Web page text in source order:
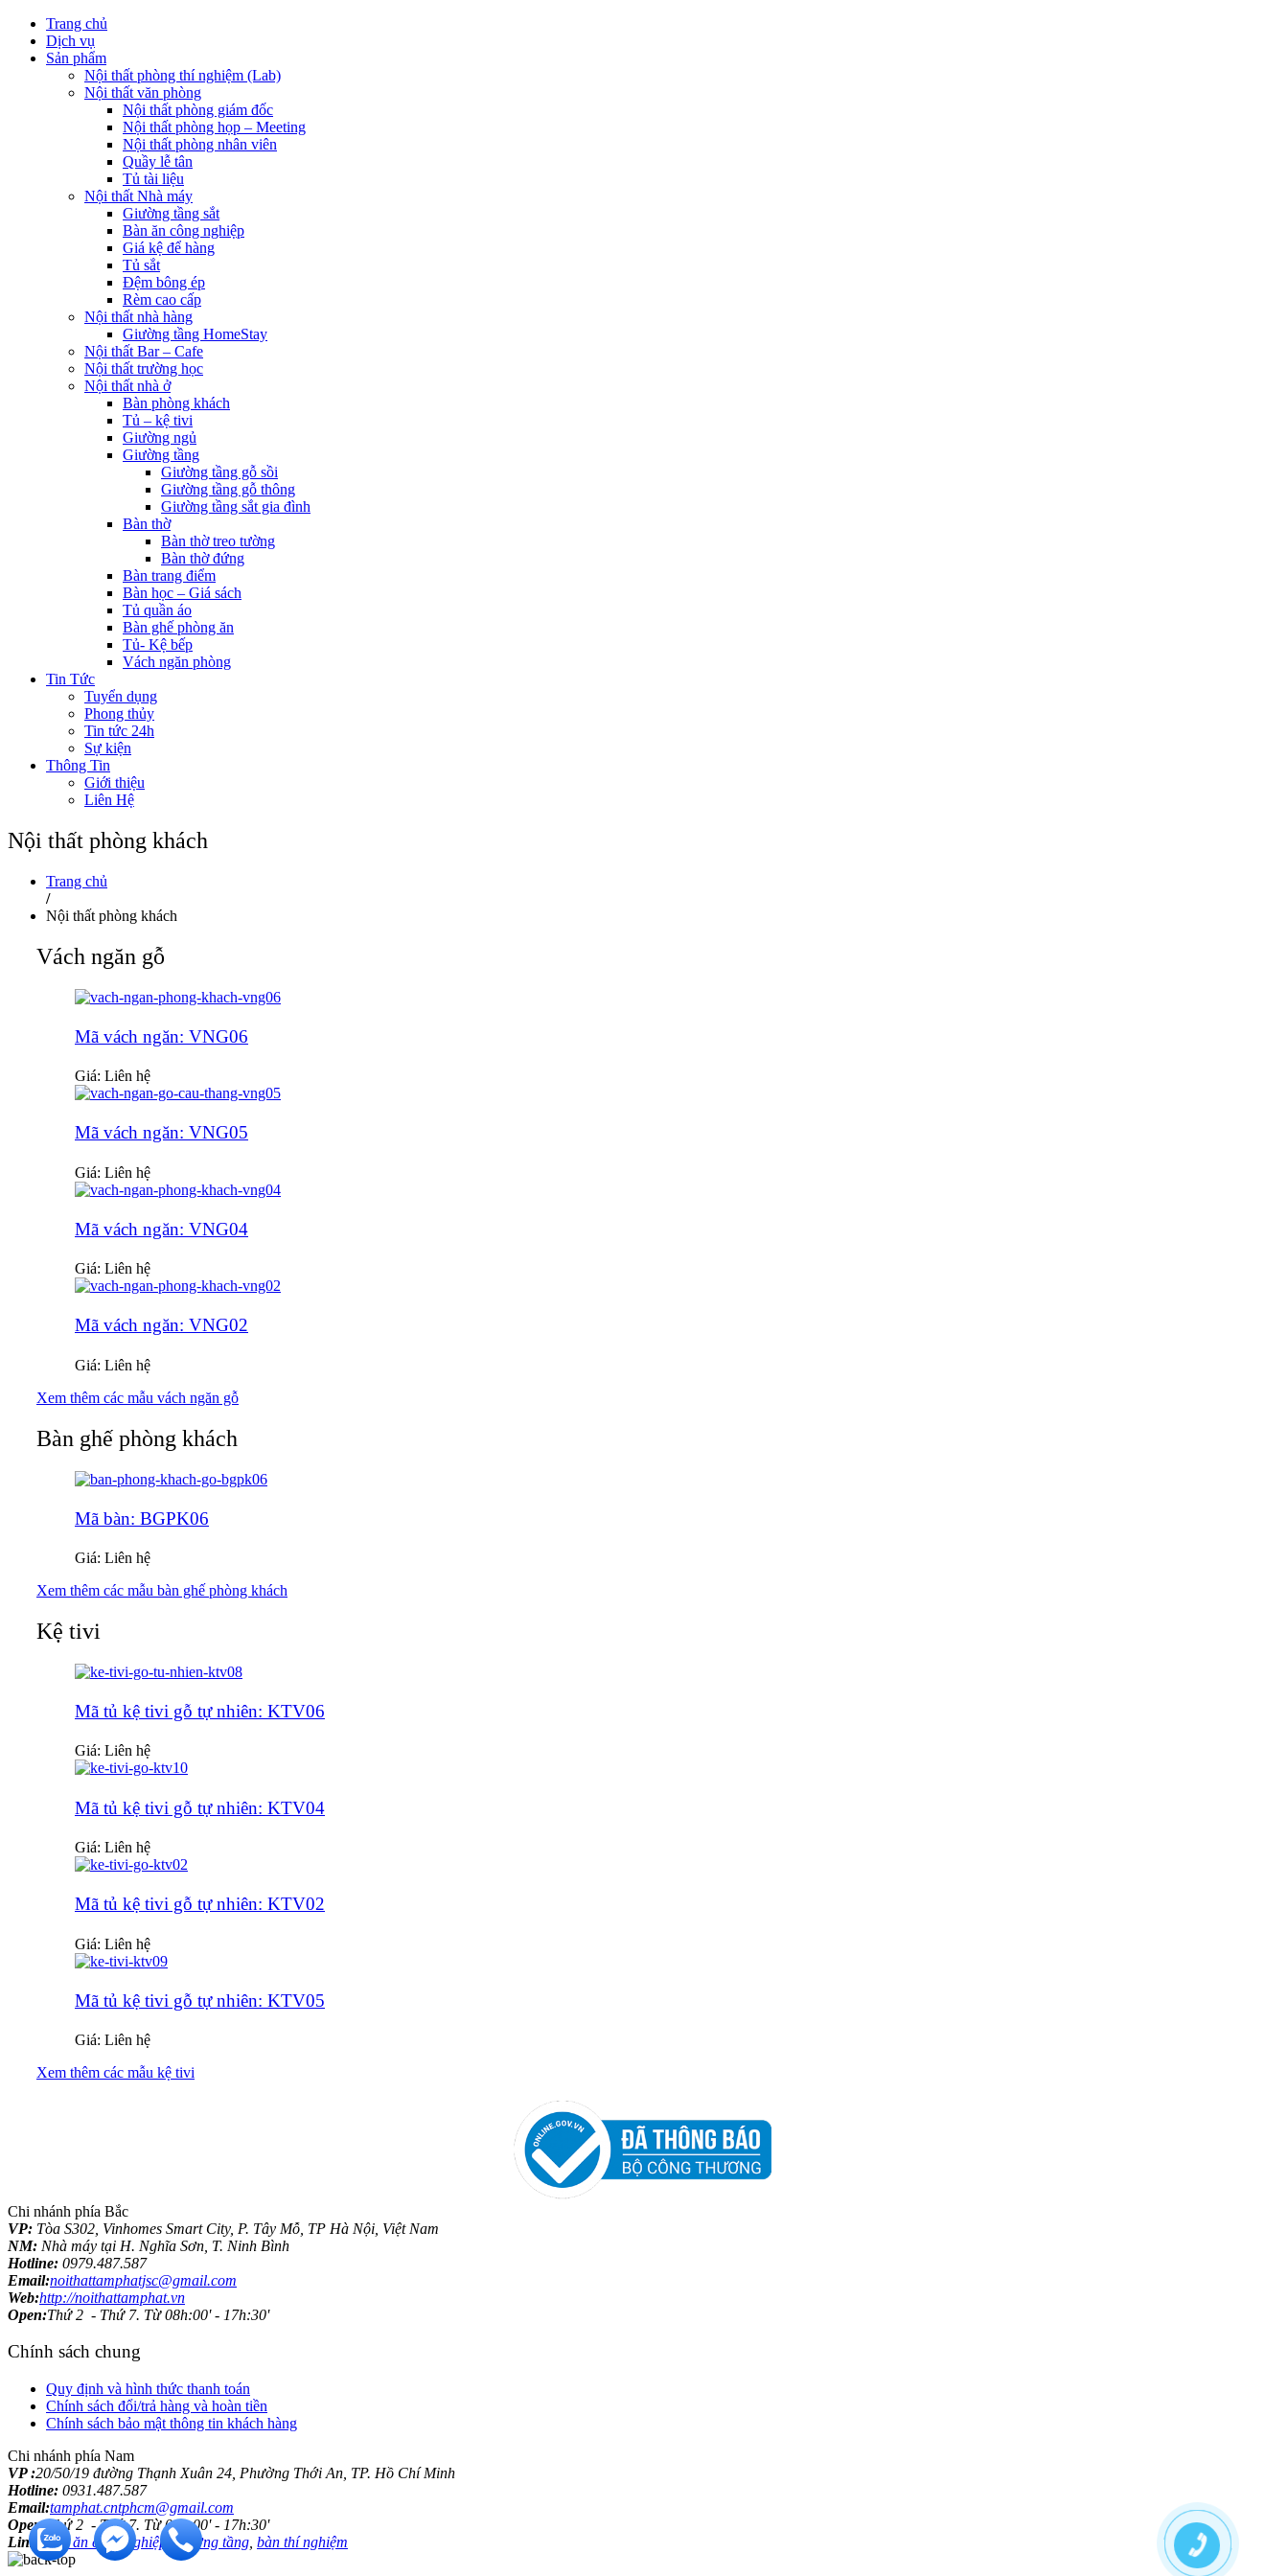
Trang chủ
Dịch vụ
Sản phẩm
Nội thất phòng thí nghiệm (Lab)
Nội thất văn phòng
Nội thất phòng giám đốc
Nội thất phòng họp – Meeting
Nội thất phòng nhân viên
Quầy lễ tân
Tủ tài liệu
Nội thất Nhà máy
Giường tầng sắt
Bàn ăn công nghiệp
Giá kệ để hàng
Tủ sắt
Đệm bông ép
Rèm cao cấp
Nội thất nhà hàng
Giường tầng HomeStay
Nội thất Bar – Cafe
Nội thất trường học
Nội thất nhà ở
Bàn phòng khách
Tủ – kệ tivi
Giường ngủ
Giường tầng
Giường tầng gỗ sồi
Giường tầng gỗ thông
Giường tầng sắt gia đình
Bàn thờ
Bàn thờ treo tường
Bàn thờ đứng
Bàn trang điểm
Bàn học – Giá sách
Tủ quần áo
Bàn ghế phòng ăn
Tủ- Kệ bếp
Vách ngăn phòng
Tin Tức
Tuyển dụng
Phong thủy
Tin tức 24h
Sự kiện
Thông Tin
Giới thiệu
Liên Hệ
Nội thất phòng khách
Trang chủ
/
Nội thất phòng khách
Vách ngăn gỗ
Mã vách ngăn: VNG06
Giá: Liên hệ
Mã vách ngăn: VNG05
Giá: Liên hệ
Mã vách ngăn: VNG04
Giá: Liên hệ
Mã vách ngăn: VNG02
Giá: Liên hệ
Xem thêm các mẫu vách ngăn gỗ
Bàn ghế phòng khách
Mã bàn: BGPK06
Giá: Liên hệ
Xem thêm các mẫu bàn ghế phòng khách
Kệ tivi
Mã tủ kệ tivi gỗ tự nhiên: KTV06
Giá: Liên hệ
Mã tủ kệ tivi gỗ tự nhiên: KTV04
Giá: Liên hệ
Mã tủ kệ tivi gỗ tự nhiên: KTV02
Giá: Liên hệ
Mã tủ kệ tivi gỗ tự nhiên: KTV05
Giá: Liên hệ
Xem thêm các mẫu kệ tivi
Chi nhánh phía Bắc
VP: Tòa S302, Vinhomes Smart City, P. Tây Mỗ, TP Hà Nội, Việt Nam
NM: Nhà máy tại H. Nghĩa Sơn, T. Ninh Bình
Hotline: 0979.487.587
Email:noithattamphatjsc@gmail.com
Web:http://noithattamphat.vn
Open:Thứ 2 - Thứ 7. Từ 08h:00' - 17h:30'
Chính sách chung
Quy định và hình thức thanh toán
Chính sách đổi/trả hàng và hoàn tiền
Chính sách bảo mật thông tin khách hàng
Chi nhánh phía Nam
VP :20/50/19 đường Thạnh Xuân 24, Phường Thới An, TP. Hồ Chí Minh
Hotline: 0931.487.587
Email:tamphat.cntphcm@gmail.com
Open:Thứ 2 - Thứ 7. Từ 08h:00' - 17h:30'
Link:bàn ăn công nghiệp ,giường tầng bàn thí nghiệm